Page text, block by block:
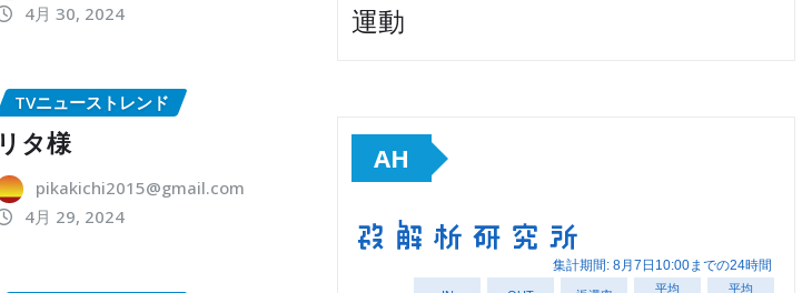
4月 30, 2024
TVニューストレンド
リタ様
pikakichi2015@gmail.com
4月 29, 2024
運動
AH